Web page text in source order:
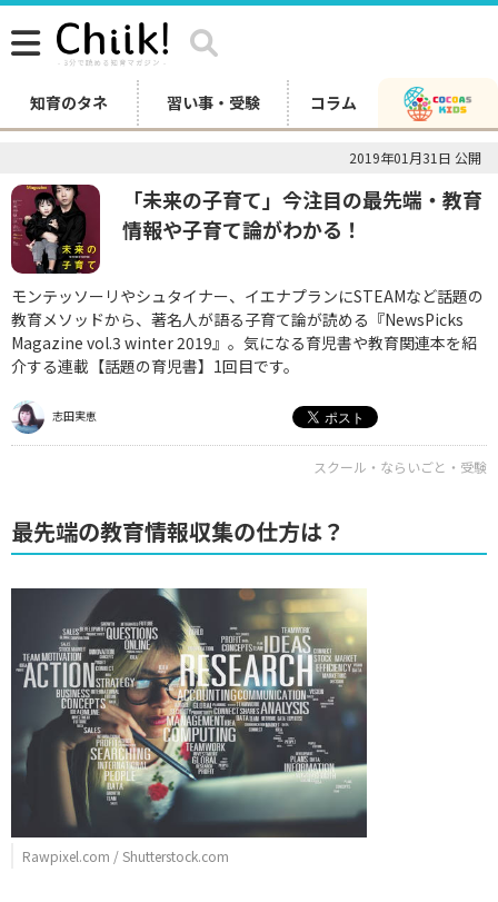
知育のタネ 習い事・受験 コラム
2019年01月31日 公開
「未来の子育て」今注目の最先端・教育
情報や子育て論がわかる！
モンテッソーリやシュタイナー、イエナプランにSTEAMなど話題の
教育メソッドから、著名人が語る子育て論が読める『NewsPicks
Magazine vol.3 winter 2019』。気になる育児書や教育関連本を紹
介する連載【話題の育児書】1回目です。
志田実恵
スクール・ならいごと・受験
最先端の教育情報収集の仕方は？
Rawpixel.com / Shutterstock.com